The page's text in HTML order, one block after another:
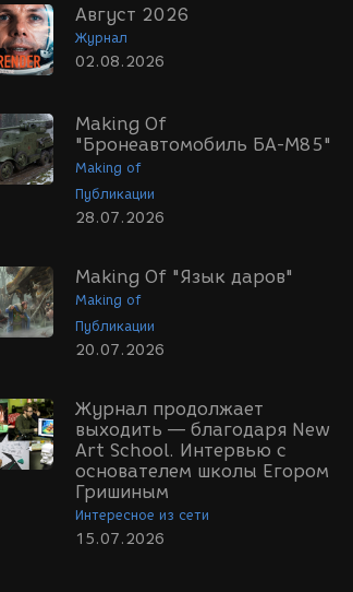
Август 2026
Журнал
02.08.2026
Making Of
"Бронеавтомобиль БА-М85"
Making of
Публикации
28.07.2026
Making Of "Язык даров"
Making of
Публикации
20.07.2026
Журнал продолжает
выходить — благодаря New
Art School. Интервью с
основателем школы Егором
Гришиным
Интересное из сети
15.07.2026